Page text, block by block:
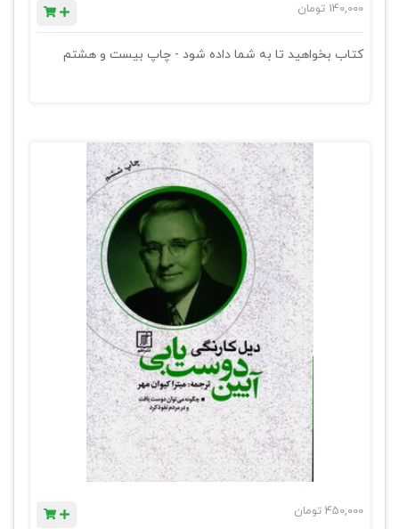
140,000 تومان
کتاب بخواهید تا به شما داده شود - چاپ بیست و هشتم
450,000 تومان